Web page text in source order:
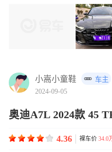
小嵩小童鞋
车主
2024-09-05
奥迪A7L 2024款 45
4.36 裸车价34.0